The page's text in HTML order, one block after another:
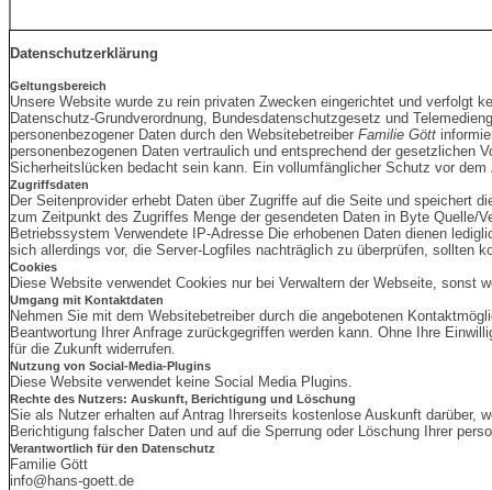
Datenschutzerklärung
Geltungsbereich
Unsere Website wurde zu rein privaten Zwecken eingerichtet und verfolgt
Datenschutz-Grundverordnung, Bundesdatenschutzgesetz und
personenbezogener Daten durch den Websitebetreiber Familie Gött
personenbezogenen Daten vertraulich und entsprechend der
Sicherheitslücken bedacht sein kann. Ein vollumfänglicher Schutz vor
Zugriffsdaten
Der Seitenprovider erhebt Daten über Zugriffe auf die Seite und speichert
zum Zeitpunkt des Zugriffes Menge der gesendeten Daten in Byte Quelle/
Betriebssystem Verwendete IP-Adresse Die erhobenen Daten dienen
sich allerdings vor, die Server-Logfiles nachträglich zu überprüfen, sollten
Cookies
Diese Website verwendet Cookies nur bei Verwaltern der Webseite, sonst
Umgang mit Kontaktdaten
Nehmen Sie mit dem Websitebetreiber durch die angebotenen
Beantwortung Ihrer Anfrage zurückgegriffen werden kann. Ohne Ihre
für die Zukunft widerrufen.
Nutzung von Social-Media-Plugins
Diese Website verwendet keine Social Media Plugins.
Rechte des Nutzers: Auskunft, Berichtigung und Löschung
Sie als Nutzer erhalten auf Antrag Ihrerseits kostenlose Auskunft darüber,
Berichtigung falscher Daten und auf die Sperrung oder Löschung Ihrer
Verantwortlich für den Datenschutz
Familie Gött
info@hans-goett.de